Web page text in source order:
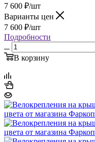
7 600 ₽/шт
Варианты цен
7 600 ₽/шт
Подробности
В корзину